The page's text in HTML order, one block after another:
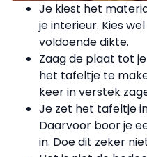
Je kiest het
je interieur. Kies
voldoende dikte.
Zaag de plaat tot
het tafeltje te
keer in verstek
Je zet het tafeltje
Daarvoor boor je
in. Doe dit zeker